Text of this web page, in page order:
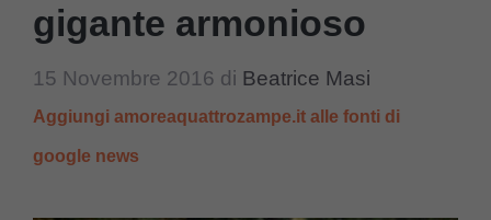
gigante armonioso
15 Novembre 2016 di Beatrice Masi
Aggiungi amoreaquattrozampe.it alle fonti di
google news